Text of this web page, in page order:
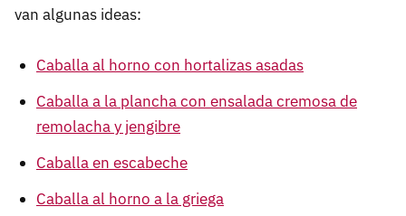
van algunas ideas:
Caballa al horno con hortalizas asadas
Caballa a la plancha con ensalada cremosa de
remolacha y jengibre
Caballa en escabeche
Caballa al horno a la griega